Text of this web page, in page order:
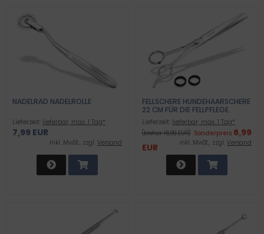
NADELRAD NADELROLLE
Lieferzeit: lieferbar, max. 1 Tag*
7,99 EUR
inkl .MwSt., zzgl. Versand
FELLSCHERE HUNDEHAARSCHERE
22 CM FÜR DIE FELLPFLEGE
Lieferzeit: lieferbar, max. 1 Tag*
(bisher 16,99 EUR) Sonderpreis 6,99
EUR
inkl .MwSt., zzgl. Versand